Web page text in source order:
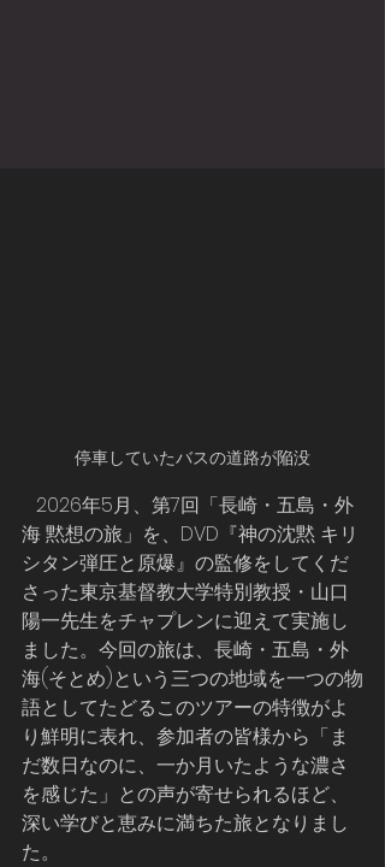
停車していたバスの道路が陥没
海 黙想の旅」を、DVD『神の沈黙 キリ
シタン弾圧と原爆』の監修をしてくだ
さった東京基督教大学特別教授・山口
陽一先生をチャプレンに迎えて実施し
ました。今回の旅は、長崎・五島・外
海(そとめ)という三つの地域を一つの物
語としてたどるこのツアーの特徴がよ
り鮮明に表れ、参加者の皆様から「ま
だ数日なのに、一か月いたような濃さ
を感じた」との声が寄せられるほど、
深い学びと恵みに満ちた旅となりまし
た。